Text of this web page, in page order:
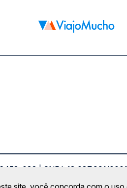
038 | CNPJ: 18.087.991/